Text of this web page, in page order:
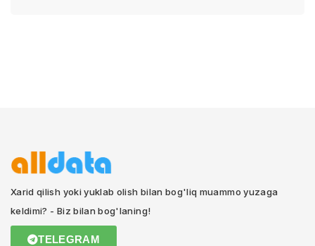
Xarid qilish yoki yuklab olish bilan bog'liq muammo yuzaga
keldimi? - Biz bilan bog'laning!
TELEGRAM